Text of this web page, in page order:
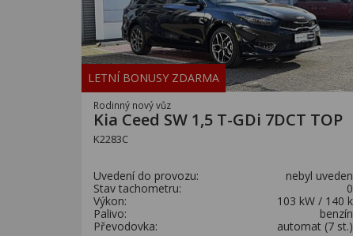
LETNÍ BONUSY ZDARMA
Rodinný nový vůz
Kia Ceed SW 1,5 T-GDi 7DCT TOP
K2283C
Uvedení do provozu:
nebyl uveden
Stav tachometru:
0
Výkon:
103 kW / 140 k
Palivo:
benzín
Převodovka:
automat (7 st.)